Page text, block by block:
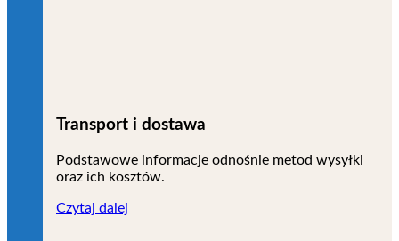
Transport i dostawa
Podstawowe informacje odnośnie metod wysyłki
oraz ich kosztów.
Czytaj dalej